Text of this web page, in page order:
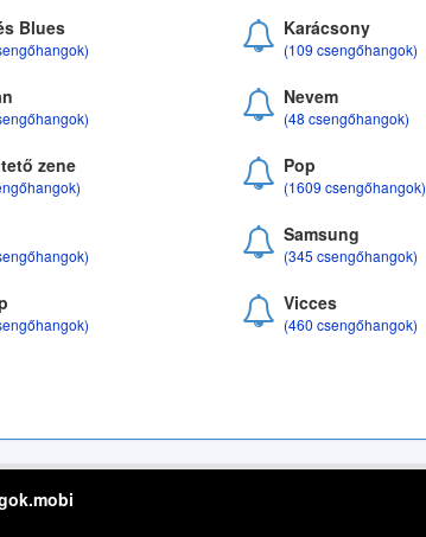
Blues Karácsony
(109 csengőhangok)
Nevem
(48 csengőhangok)
zene Pop
(1609 csengőhangok)
Samsung
(345 csengőhangok)
Vicces
(460 csengőhangok)